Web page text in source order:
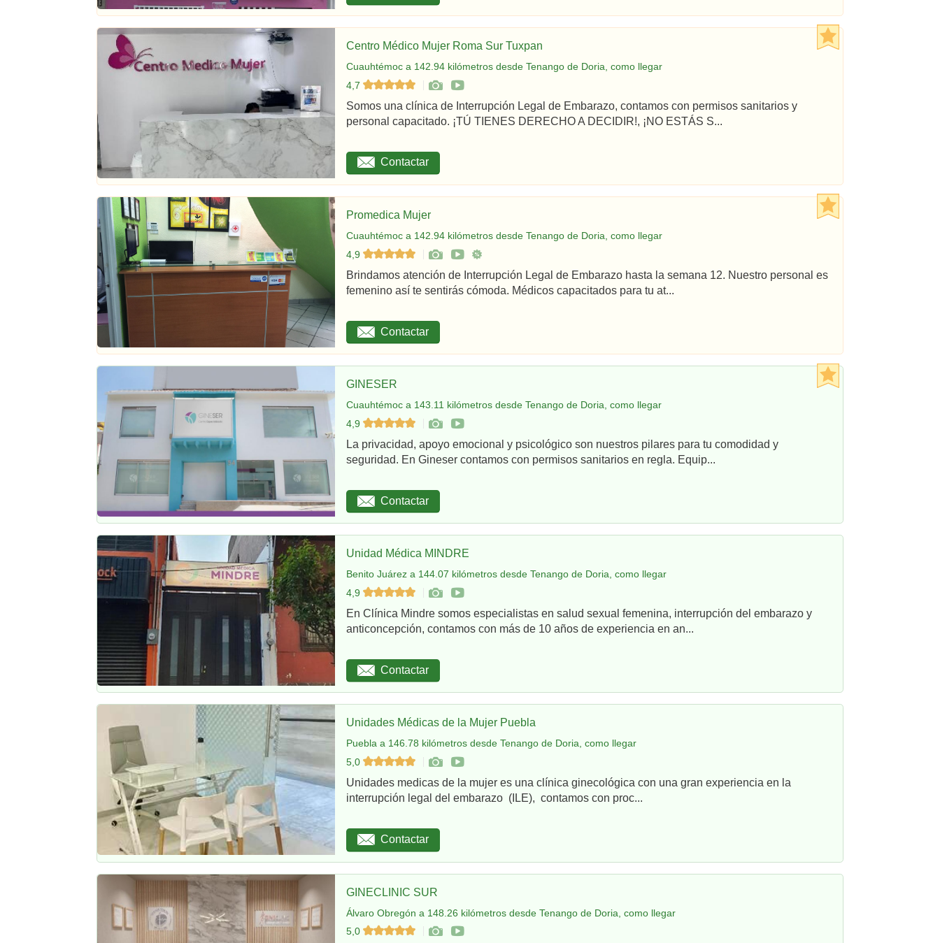
Centro Médico Mujer Roma Sur Tuxpan
Cuauhtémoc a 142.94 kilómetros desde Tenango de Doria, como llegar
4,7
Somos una clínica de Interrupción Legal de Embarazo, contamos con permisos sanitarios y
personal capacitado. ¡TÚ TIENES DERECHO A DECIDIR!, ¡NO ESTÁS S...
Contactar
Promedica Mujer
Cuauhtémoc a 142.94 kilómetros desde Tenango de Doria, como llegar
4,9
Brindamos atención de Interrupción Legal de Embarazo hasta la semana 12. Nuestro personal es
femenino así te sentirás cómoda. Médicos capacitados para tu at...
Contactar
GINESER
Cuauhtémoc a 143.11 kilómetros desde Tenango de Doria, como llegar
4,9
La privacidad, apoyo emocional y psicológico son nuestros pilares para tu comodidad y
seguridad. En Gineser contamos con permisos sanitarios en regla. Equip...
Contactar
Unidad Médica MINDRE
Benito Juárez a 144.07 kilómetros desde Tenango de Doria, como llegar
4,9
En Clínica Mindre somos especialistas en salud sexual femenina, interrupción del embarazo y
anticoncepción, contamos con más de 10 años de experiencia en an...
Contactar
Unidades Médicas de la Mujer Puebla
Puebla a 146.78 kilómetros desde Tenango de Doria, como llegar
5,0
Unidades medicas de la mujer es una clínica ginecológica con una gran experiencia en la
interrupción legal del embarazo (ILE), contamos con proc...
Contactar
GINECLINIC SUR
Álvaro Obregón a 148.26 kilómetros desde Tenango de Doria, como llegar
5,0